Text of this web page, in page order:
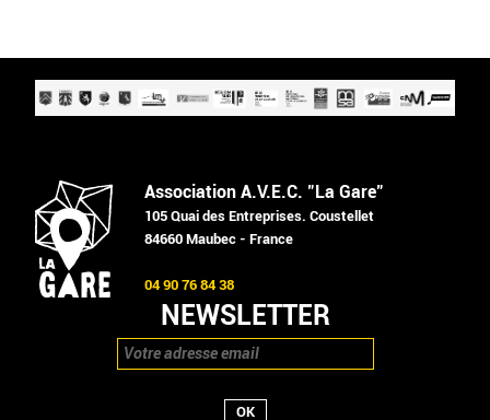
Association A.V.E.C. "La Gare"
105 Quai des Entreprises. Coustellet
84660 Maubec - France
04 90 76 84 38
NEWSLETTER